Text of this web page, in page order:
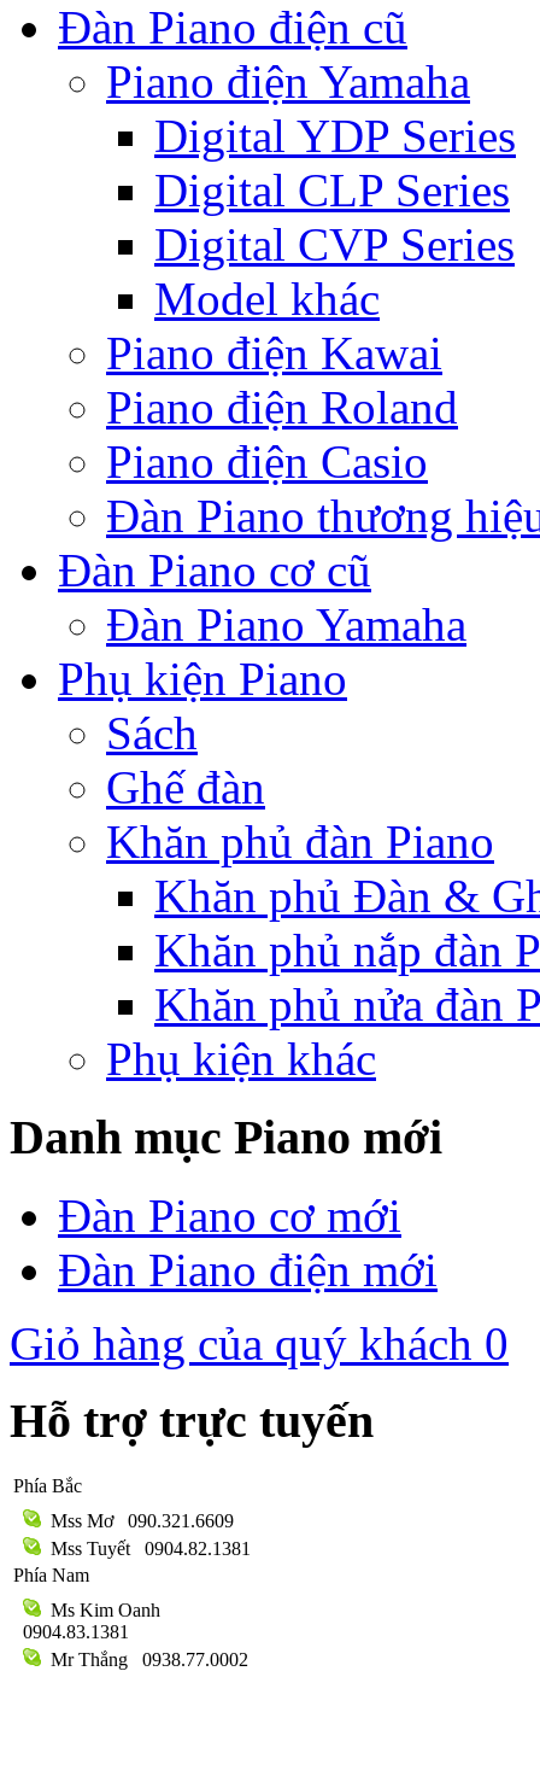
Đàn Piano điện cũ
Piano điện Yamaha
Digital YDP Series
Digital CLP Series
Digital CVP Series
Model khác
Piano điện Kawai
Piano điện Roland
Piano điện Casio
Đàn Piano thương
Đàn Piano cơ cũ
Đàn Piano Yamaha
Phụ kiện Piano
Sách
Ghế đàn
Khăn phủ đàn Piano
Khăn phủ Đàn &
Khăn phủ nắp đàn
Khăn phủ nửa đàn
Phụ kiện khác
Danh mục Piano mới
Đàn Piano cơ mới
Đàn Piano điện mới
Giỏ hàng của quý khách 0
Hỗ trợ trực tuyến
Phía Bắc
Mss Mơ
090.321.6609
Mss Tuyết
0904.82.1381
Phía Nam
Ms Kim Oanh
0904.83.1381
Mr Thắng
0938.77.0002